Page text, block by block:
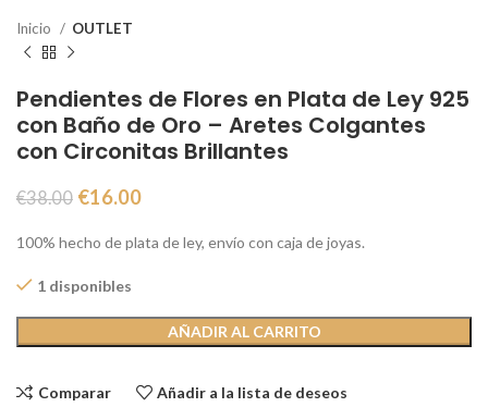
Inicio OUTLET
Pendientes de Flores en Plata de Ley 925
con Baño de Oro – Aretes Colgantes
con Circonitas Brillantes
€38.00 €16.00
100% hecho de plata de ley, envío con caja de joyas.
1 disponibles
AÑADIR AL CARRITO
Comparar Añadir a la lista de deseos